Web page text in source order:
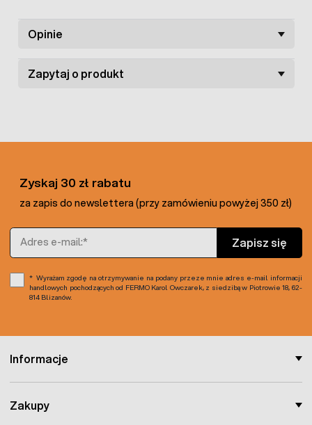
Opinie
Zapytaj o produkt
Informacje
Zakupy
Zyskaj 30 zł rabatu
za zapis do newslettera (przy zamówieniu powyżej 350 zł)
Adres e-mail
Zapisz się
Wyrażam zgodę na otrzymywanie na podany przeze mnie adres e-mail informacji
handlowych pochodzących od FERMO Karol Owczarek, z siedzibą w Piotrowie 18, 62-
814 Blizanów.